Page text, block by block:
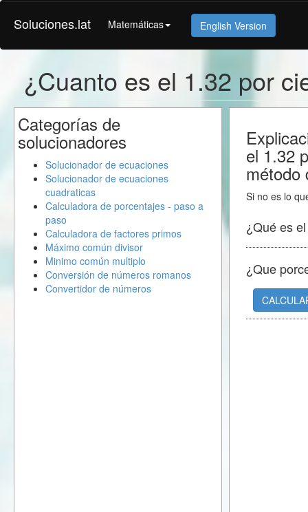
Soluciones.lat Matemáticas English Version
¿Cuanto es el 1.32 por
el 1.32
método
Si no es lo
¿Qué es
¿Que
Categorías de
solucionadores
Solucionador de ecuaciones
Solucionador de ecuaciones
cuadraticas
Calculadora de porcentajes - paso a
paso
Calculadora de factores primos
Máximo común divisor
Minimo común multiplo
Conversión de números romanos
Convertidor de números